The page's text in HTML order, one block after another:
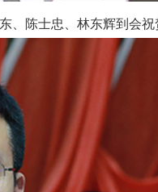
陈士忠、林东辉到会祝